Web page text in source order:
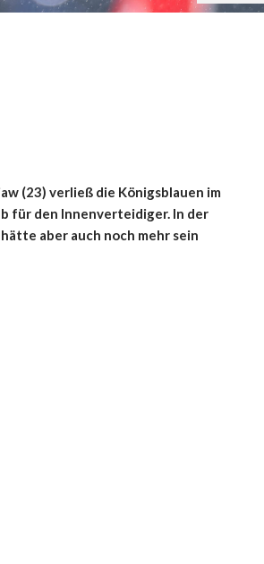
(23) verließ die Königsblauen im
für den Innenverteidiger. In der
aber auch noch mehr sein